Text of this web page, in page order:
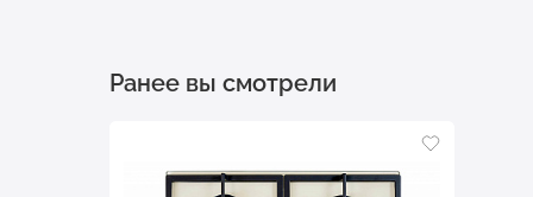
Ранее вы смотрели